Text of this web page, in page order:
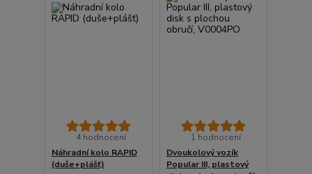
4 hodnocení
Náhradní kolo RAPID
(duše+plášť)
1 hodnocení
Dvoukolový vozík
Popular III, plastový